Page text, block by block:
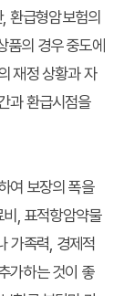
환급형암보험의
의 경우 중도에
재정 상황과 자
과 환급시점을
여 보장의 폭을
, 표적항암약물
가족력, 경제적
가하는 것이 좋